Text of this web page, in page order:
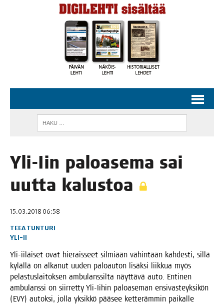
Yli-Iin paloa­se­ma sai
uut­ta kalustoa
15.03.2018 06:58
TEEA TUNTURI
YLI-II
Yli-iiläi­set ovat hie­rais­seet sil­mi­ään vähin­tään kah­des­ti, sil­lä
kyläl­lä on alka­nut uuden paloau­ton lisäk­si liik­kua myös
pelas­tus­lai­tok­sen ambu­lans­sil­ta näyt­tä­vä auto. Enti­nen
ambu­lans­si on siir­ret­ty Yli-Iihin paloa­se­man ensi­vas­teyk­si­kön
(EVY) autok­si, jol­la yksik­kö pää­see ket­te­räm­min pai­kal­le